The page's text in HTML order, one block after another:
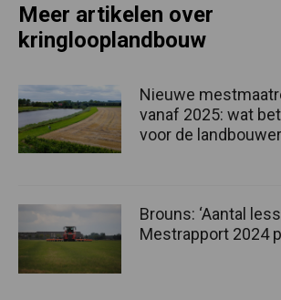
Meer artikelen over
kringlooplandbouw
Nieuwe
vanaf 2025: wat
voor de
Brouns: ‘Aantal
Mestrapport 2024